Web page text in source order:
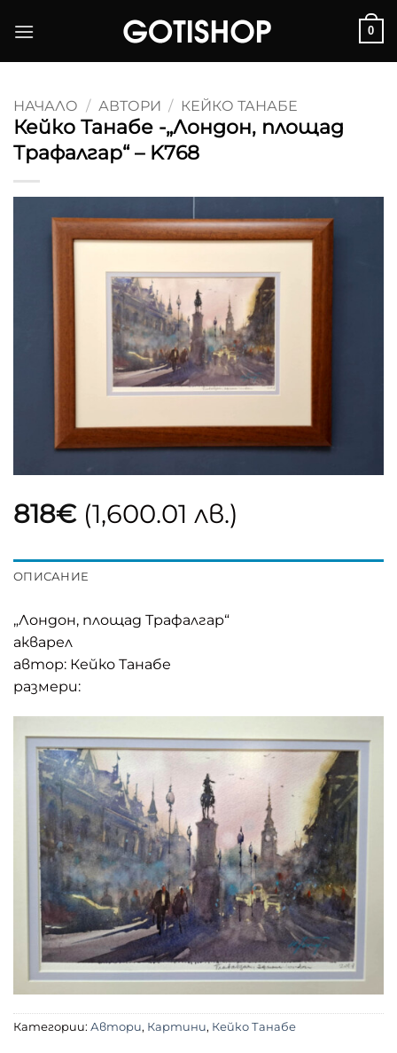
0
НАЧАЛО / АВТОРИ / КЕЙКО ТАНАБЕ
Кейко Танабе -„Лондон, площад
Трафалгар“ – K768
818€ (1,600.01 лв.)
ОПИСАНИЕ
„Лондон, площад Трафалгар“
акварел
автор: Кейко Танабе
размери:
Категории: Автори, Картини, Кейко Танабе